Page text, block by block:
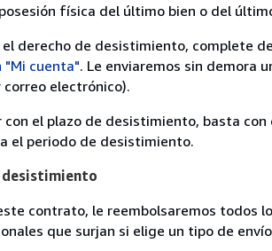
física del último bien o del
el derecho de desistimiento, complete
"Mi cuenta". Le enviaremos sin demora
correo electrónico).
con el plazo de desistimiento, basta
el periodo de desistimiento.
contrato, le reembolsaremos todos
que surjan si elige un tipo de